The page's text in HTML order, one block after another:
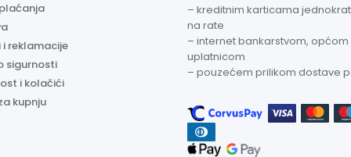
i reklamacije
sigurnosti
i kolačići
kupnju
– kreditnim karticama
na rate
– internet bankarstvom, općom
uplatnicom
– pouzećem prilikom dostave